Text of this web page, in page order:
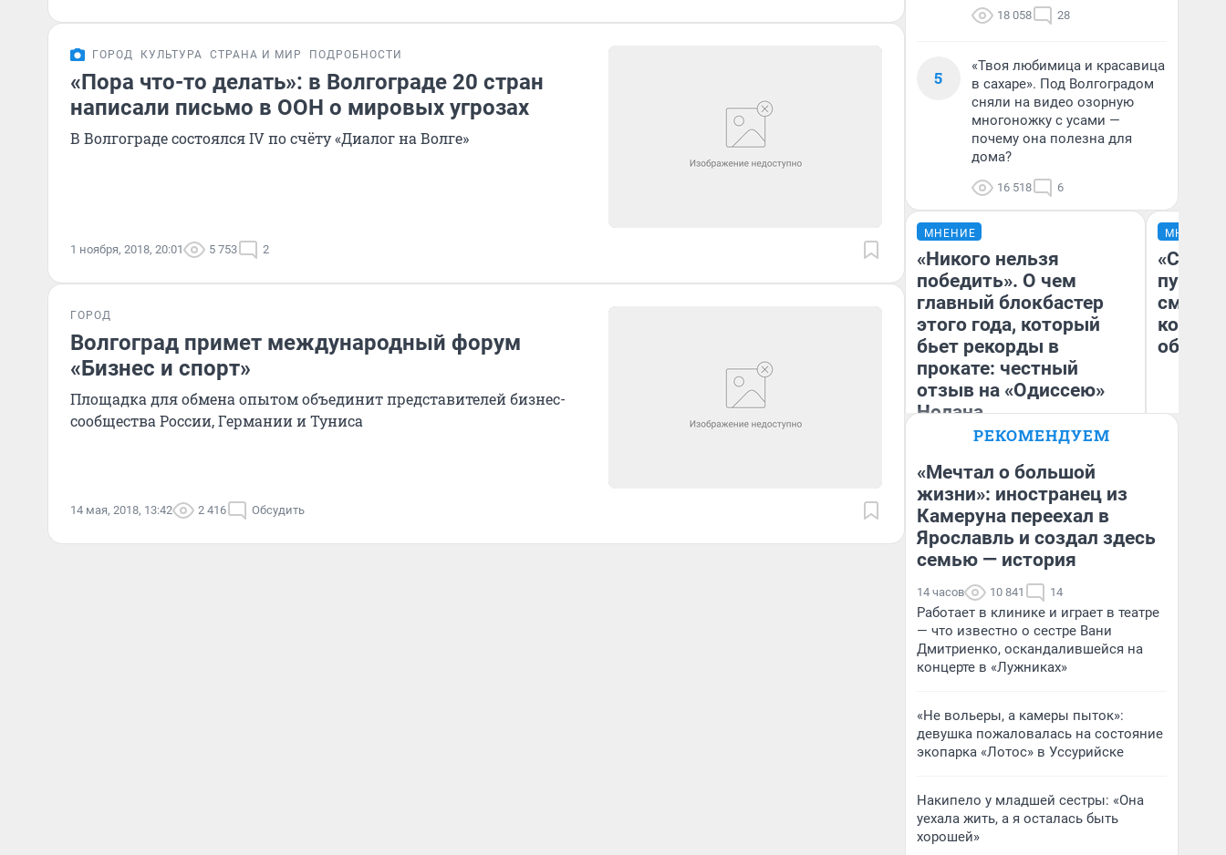
ГОРОД КУЛЬТУРА СТРАНА И МИР ПОДРОБНОСТИ
«Пора что-то делать»: в Волгограде 20 стран
написали письмо в ООН о мировых угрозах
В Волгограде состоялся IV по счёту «Диалог на Волге»
1 ноября, 2018, 20:01 5 753 2
ГОРОД
Волгоград примет международный форум
«Бизнес и спорт»
Площадка для обмена опытом объединит представителей бизнес-
сообщества России, Германии и Туниса
14 мая, 2018, 13:42 2 416 Обсудить
18 058 28
5
«Твоя любимица и красавица
в сахаре». Под Волгоградом
сняли на видео озорную
многоножку с усами —
почему она полезна для
дома?
16 518 6
МНЕНИЕ
«Никого нельзя
победить». О чем
главный блокбастер
этого года, который
бьет рекорды в
прокате: честный
отзыв на «Одиссею»
Нолана
Стас Соколов
МНЕНИЕ
РЕКОМЕНДУЕМ
«Мечтал о большой
жизни»: иностранец из
Камеруна переехал в
Ярославль и создал здесь
семью — история
14 часов 10 841 14
Работает в клинике и играет в театре
— что известно о сестре Вани
Дмитриенко, оскандалившейся на
концерте в «Лужниках»
«Не вольеры, а камеры пыток»:
девушка пожаловалась на состояние
экопарка «Лотос» в Уссурийске
Накипело у младшей сестры: «Она
уехала жить, а я осталась быть
хорошей»